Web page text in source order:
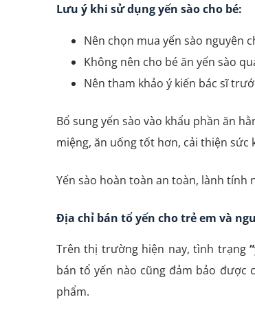
Lưu ý khi sử dụng yến sào cho bé:
Nên chọn mua yến sào nguyên
Không nên cho bé ăn yến sào
Nên tham khảo ý kiến bác sĩ
Bổ sung yến sào vào khẩu phần ăn
miệng, ăn uống tốt hơn, cải thiện sức
Yến sào hoàn toàn an toàn, lành tính
Địa chỉ bán tổ yến cho trẻ em và
Trên thị trường hiện nay, tình trạng
bán tổ yến nào cũng đảm bảo được
phẩm.